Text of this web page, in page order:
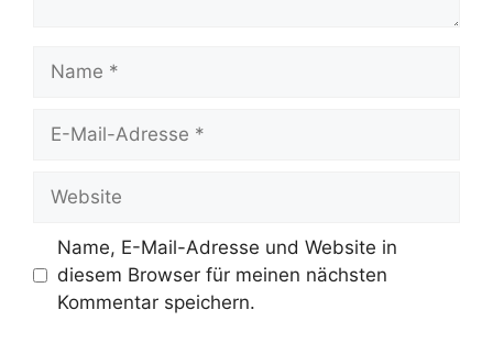
Name
Website
Name, E-Mail-Adresse und Website in
diesem Browser für meinen nächsten
Kommentar speichern.